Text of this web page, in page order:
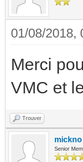
01/08/2018,
Merci
VMC et
Trouver
mickno
Senior